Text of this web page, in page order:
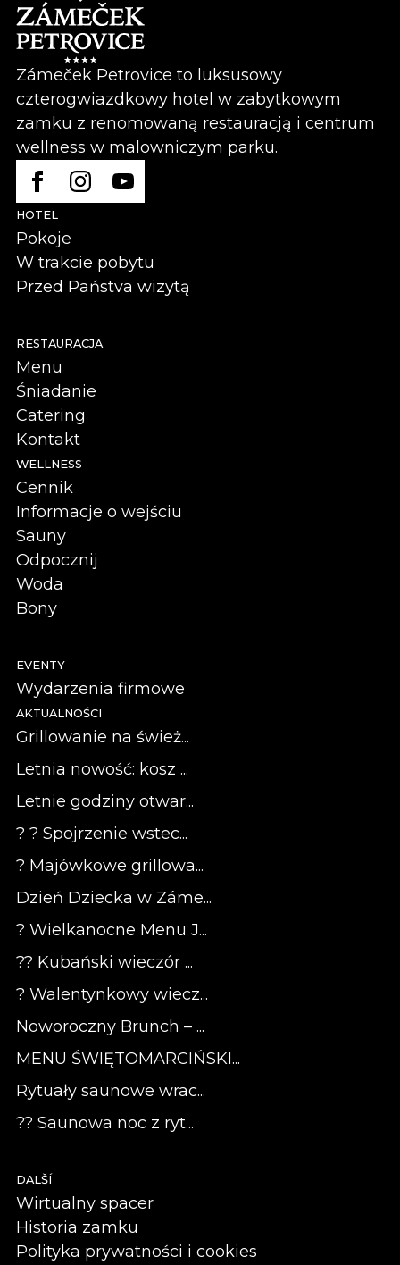
Zámeček Petrovice to luksusowy
czterogwiazdkowy hotel w zabytkowym
zamku z renomowaną restauracją i centrum
wellness w malowniczym parku.
HOTEL
Pokoje
W trakcie pobytu
Przed Państva wizytą
RESTAURACJA
Menu
Śniadanie
Catering
Kontakt
WELLNESS
Cennik
Informacje o wejściu
Sauny
Odpocznij
Woda
Bony
EVENTY
Wydarzenia firmowe
AKTUALNOŚCI
Grillowanie na śwież...
Letnia nowość: kosz ...
Letnie godziny otwar...
? ? Spojrzenie wstec...
? Majówkowe grillowa...
Dzień Dziecka w Záme...
? Wielkanocne Menu J...
?? Kubański wieczór ...
? Walentynkowy wiecz...
Noworoczny Brunch – ...
MENU ŚWIĘTOMARCIŃSKI...
Rytuały saunowe wrac...
?? Saunowa noc z ryt...
DALŠÍ
Wirtualny spacer
Historia zamku
Polityka prywatności i cookies